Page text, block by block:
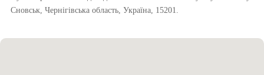
Сновськ, Чернігівська область, Україна, 15201.